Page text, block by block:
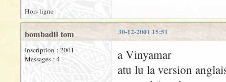
Hors ligne
30-12-2001 15:51
bombadil tom
Inscription : 2001
Messages : 4
a Vinyamar
atu lu la version